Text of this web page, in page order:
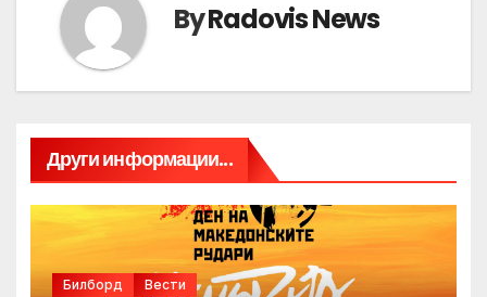
ByRadovis News
Други информации...
Билборд Вести